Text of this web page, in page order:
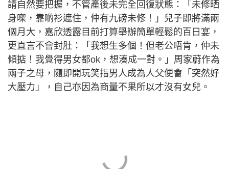
請自然要把握，不管產後未完全回復狀態：「未修晒
身㗎，靠啲衫遮住，仲有九磅未修！」兒子即將滿兩
個月大，嘉欣透露目前打算舉辦簡單輕鬆的百日宴，
更直言不會封肚：「我想生多個！但老公唔肯，仲未
傾掂！我覺得男女都ok，想湊成一對。」周家蔚作為
兩子之母，隨即開玩笑指男人成為人父便會「突然好
大壓力」，自己亦因為商量不果所以才沒有女兒。